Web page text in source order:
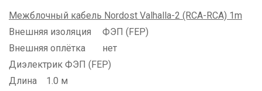
Межблочный кабель Nordost Valhalla-2 (RCA-RCA) 1m
Внешняя изоляция
ФЭП (FEP)
Внешняя оплётка
нет
Диэлектрик ФЭП (FEP)
Длина
1.0 м